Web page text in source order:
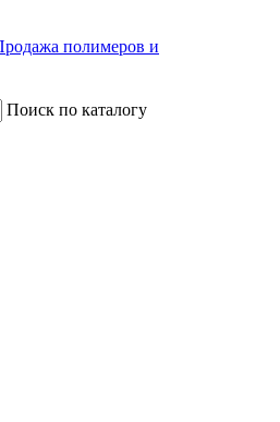
Поиск по каталогу